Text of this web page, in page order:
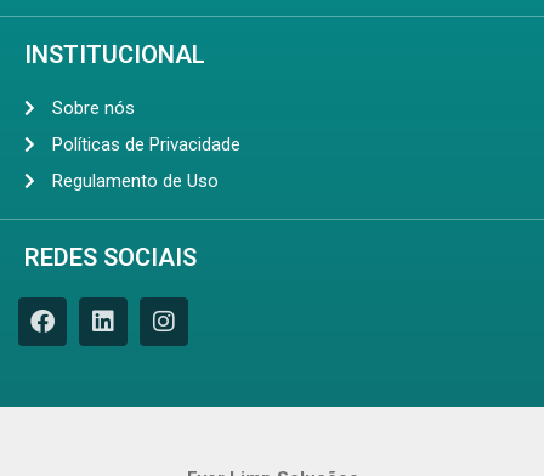
INSTITUCIONAL
Sobre nós
Políticas de Privacidade
Regulamento de Uso
REDES SOCIAIS